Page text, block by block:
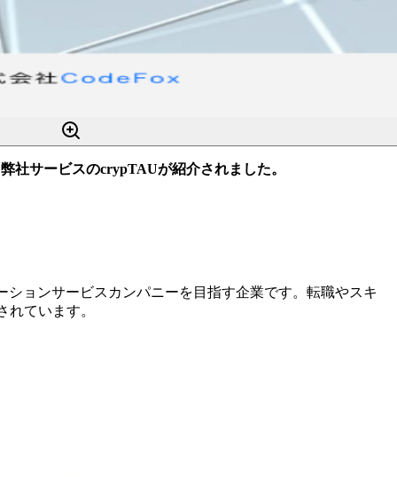
社サービスのcrypTAUが紹介されました。
ョンサービスカンパニーを目指す企業です。転職やスキ
ています。